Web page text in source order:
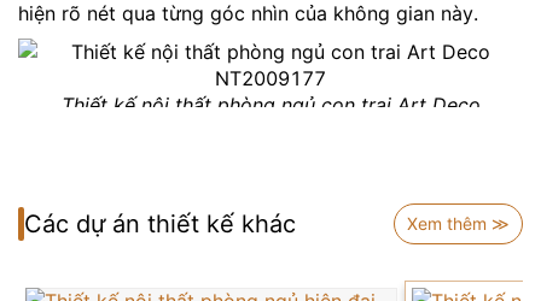
hiện rõ nét qua từng góc nhìn của không gian này.
Thiết kế nội thất phòng ngủ con trai Art Deco
be – kết hợp cùng ánh sáng tự nhiên chan hòa, mang
lại cảm giác thư thái và sang trọng. Thiết kế giường
ngủ hiện đại với đầu giường bọc nệm cao cấp, khối
Các dự án thiết kế khác Xem thêm ≫